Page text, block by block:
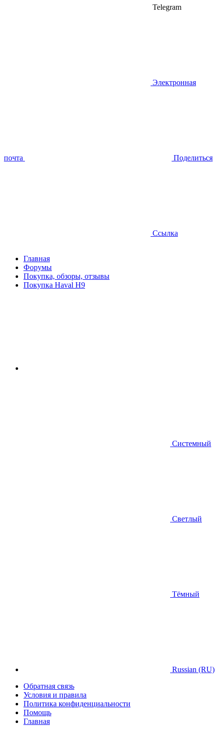
Telegram
Электронная
почта Поделиться
Ссылка
Главная
Форумы
Покупка, обзоры, отзывы
Покупка Haval H9
Системный
Светлый
Тёмный
Russian (RU)
Обратная связь
Условия и правила
Политика конфиденциальности
Помощь
Главная